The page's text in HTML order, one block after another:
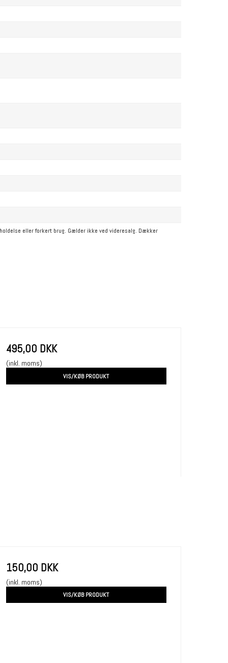
eller forkert brug. Gælder ikke ved videresalg. Dækker
495,00 DKK
(inkl. moms)
VIS/KØB PRODUKT
150,00 DKK
(inkl. moms)
VIS/KØB PRODUKT